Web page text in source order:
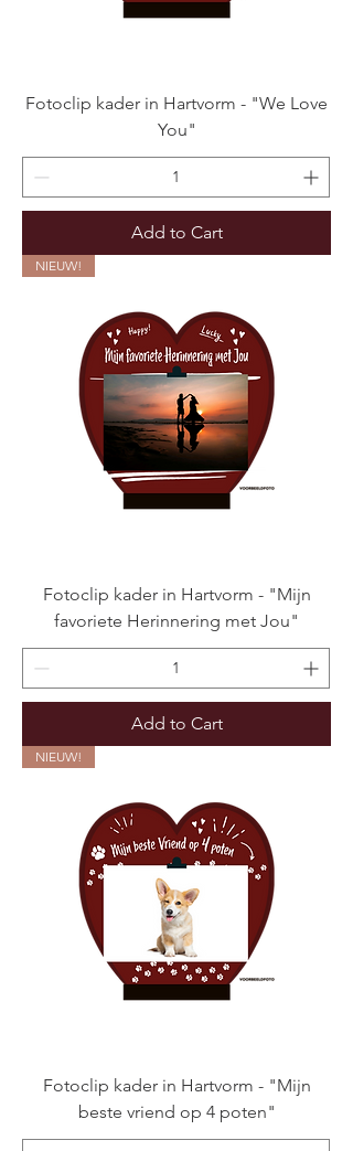
Fotoclip kader in Hartvorm - "We Love
You"
Add to Cart
NIEUW!
Fotoclip kader in Hartvorm - "Mijn
favoriete Herinnering met Jou"
Add to Cart
NIEUW!
Fotoclip kader in Hartvorm - "Mijn
beste vriend op 4 poten"